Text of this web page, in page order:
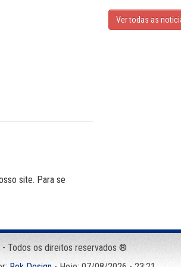
site. Para se
Ver todas as
- Todos os direitos reservados ®